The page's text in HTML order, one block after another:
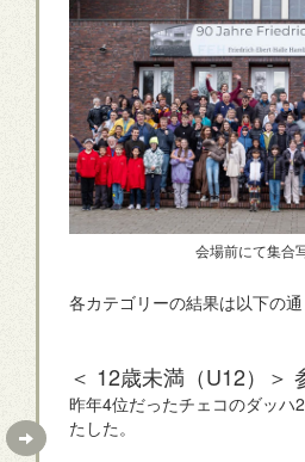
会場前にて集合
各カテゴリーの結果は以下の通
＜ 12歳未満（U12）＞
昨年4位だったチェコのダッハ
たした。